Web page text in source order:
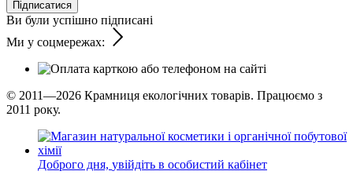
Підписатися
Ви були успішно підписані
Ми у соцмережах:
© 2011—2026 Крамниця екологічних товарів. Працюємо з
2011 року.
Доброго дня, увійдіть в особистий кабінет